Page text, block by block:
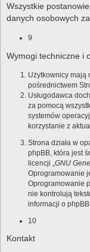
Wszystkie
danych osobowych
9
Wymogi techniczne i
Użytkownicy mają
pośrednictwem
Usługodawca
za pomocą
systemów
korzystanie z
Strona działa w
phpBB, która jest
licencji „ GNU
Oprogramowanie
Oprogramowanie
nie kontrolują
informacji o
10
Kontakt